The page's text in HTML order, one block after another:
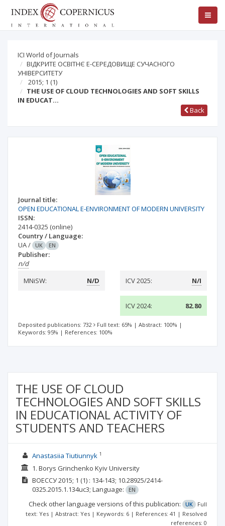
ICI World of Journals
ВІДКРИТЕ ОСВІТНЄ Е-СЕРЕДОВИЩЕ СУЧАСНОГО
УНІВЕРСИТЕТУ
2015; 1 (1)
THE USE OF CLOUD TECHNOLOGIES AND SOFT SKILLS
IN EDUCAT…
Back
Journal title:
OPEN EDUCATIONAL E-ENVIRONMENT OF MODERN UNIVERSITY
ISSN:
2414-0325 (online)
Country / Language:
UA/ UK EN
Publisher:
n/d
MNiSW:
N/D ICV 2025: N/I
ICV 2024: 82.80
Deposited publications: 732 Full text: 65% | Abstract: 100% |
Keywords: 95% | References: 100%
THE USE OF CLOUD
TECHNOLOGIES AND SOFT SKILLS
IN EDUCATIONAL ACTIVITY OF
STUDENTS AND TEACHERS
Anastasiia Tiutiunnyk 1
1. Borys Grinchenko Kyiv University
ВОЕССУ2015; 1 (1) : 134-143; 10.28925/2414-
0325.2015.1.134uc3; Language: EN
Check other language versions of this publication: UK
Full
text: Yes | Abstract: Yes | Keywords: 6 | References: 41 | Resolved
references: 0